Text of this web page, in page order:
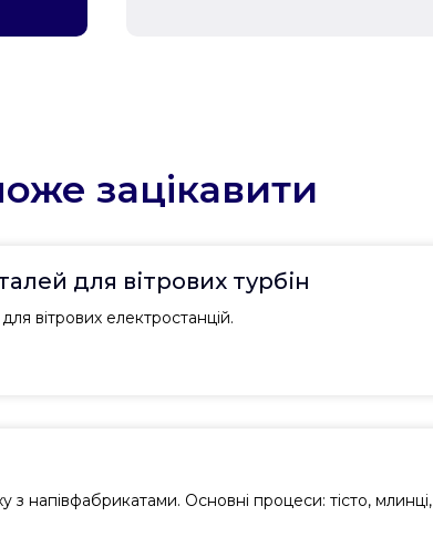
зацікавити
для вітрових турбін
вітрових електростанцій.
з напівфабрикатами. Основні процеси: тісто, млинці,